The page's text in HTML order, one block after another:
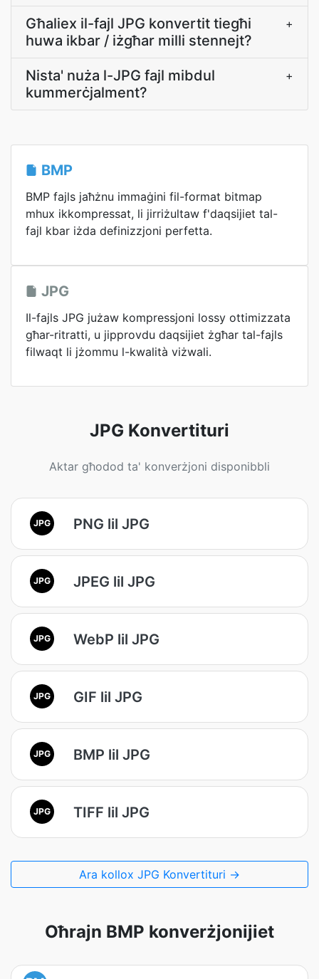
Għaliex il-fajl JPG konvertit tiegħi
huwa ikbar / iżgħar milli stennejt?
+
Nista' nuża l-JPG fajl mibdul
kummerċjalment?
+
BMP
BMP fajls jaħżnu immaġini fil-format bitmap
mhux ikkompressat, li jirriżultaw f'daqsijiet tal-
fajl kbar iżda definizzjoni perfetta.
JPG
Il-fajls JPG jużaw kompressjoni lossy ottimizzata
għar-ritratti, u jipprovdu daqsijiet żgħar tal-fajls
filwaqt li jżommu l-kwalità viżwali.
JPG Konvertituri
Aktar għodod ta' konverżjoni disponibbli
JPG PNG lil JPG
JPG JPEG lil JPG
JPG WebP lil JPG
JPG GIF lil JPG
JPG BMP lil JPG
JPG TIFF lil JPG
Ara kollox JPG Konvertituri →
Oħrajn BMP konverżjonijiet